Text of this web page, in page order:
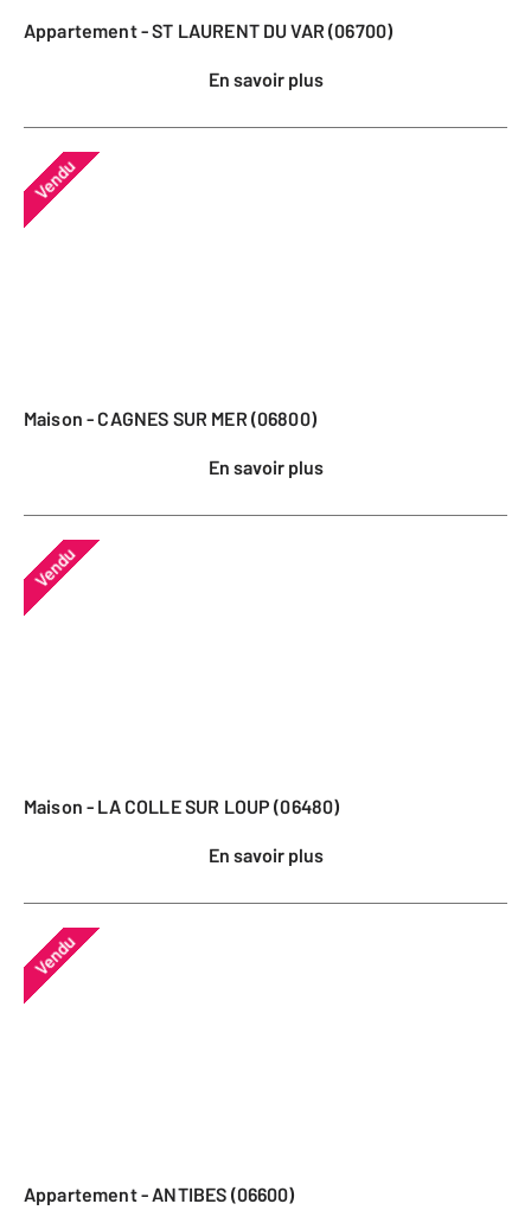
Appartement - ST LAURENT DU VAR (06700)
En savoir plus
Vendu
Maison - CAGNES SUR MER (06800)
En savoir plus
Vendu
Maison - LA COLLE SUR LOUP (06480)
En savoir plus
Vendu
Appartement - ANTIBES (06600)